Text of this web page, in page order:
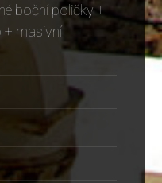
boční poličky +
+ masivní